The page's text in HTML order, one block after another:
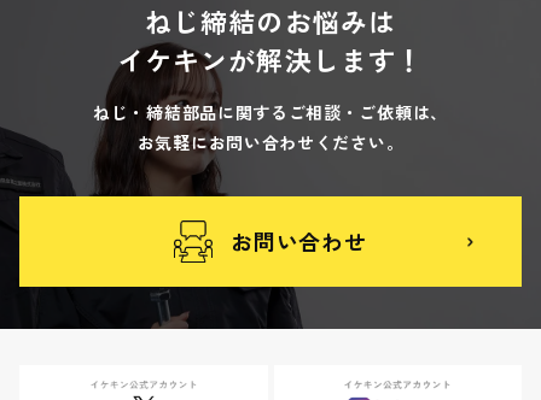
ねじ締結のお悩みは
イケキンが解決します！
ねじ・締結部品に関するご相談・ご依頼は、
お気軽にお問い合わせください。
お問い合わせ